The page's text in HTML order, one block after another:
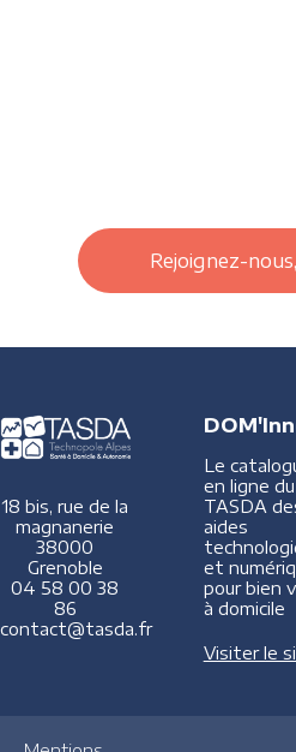
Rejoignez-
18 bis, rue de la
magnanerie
38000
Grenoble
04 58 00 38
86
contact@tasda.fr
Le
en ligne du
TASDA
aides
et
pour bien
à domicile
Visiter le